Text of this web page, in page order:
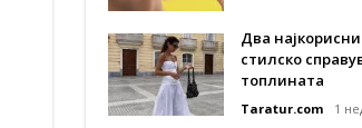
Два
стилско
топлината
Taratur.com 1